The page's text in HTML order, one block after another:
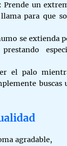
: Prende un
para que
se extienda
el palo
buscas
agradable,